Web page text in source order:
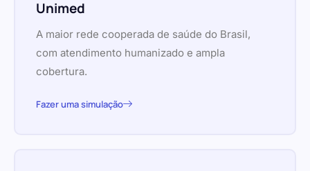
Unimed
A maior rede cooperada de saúde do Brasil,
com atendimento humanizado e ampla
cobertura.
Fazer uma simulação